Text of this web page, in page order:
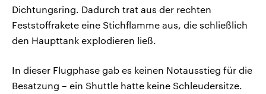
Dichtungsring. Dadurch trat aus der rechten
Feststoffrakete eine Stichflamme aus, die schließlich
den Haupttank explodieren ließ.
In dieser Flugphase gab es keinen Notausstieg für die
Besatzung – ein Shuttle hatte keine Schleudersitze.